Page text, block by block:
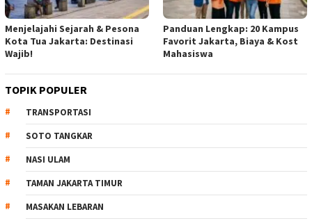
Menjelajahi Sejarah & Pesona
Kota Tua Jakarta: Destinasi
Wajib!
Panduan Lengkap: 20 Kampus
Favorit Jakarta, Biaya & Kost
Mahasiswa
TOPIK POPULER
TRANSPORTASI
SOTO TANGKAR
NASI ULAM
TAMAN JAKARTA TIMUR
MASAKAN LEBARAN